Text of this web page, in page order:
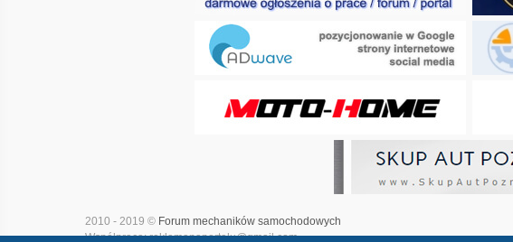
2010 - 2019 © Forum mechaników samochodowych
Współpraca: reklamanaportalu@gmail.com